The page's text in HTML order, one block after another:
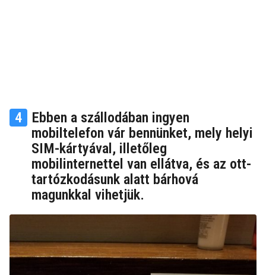
4
Ebben a szállodában ingyen
mobiltelefon vár bennünket, mely helyi
SIM-kártyával, illetőleg
mobilinternettel van ellátva, és az ott-
tartózkodásunk alatt bárhová
magunkkal vihetjük.